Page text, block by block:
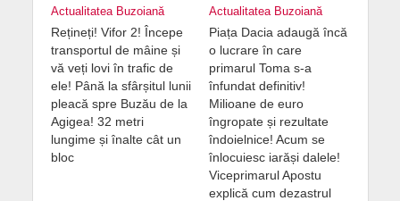
Actualitatea Buzoiană
Rețineți! Vifor 2! Începe
transportul de mâine și
vă veți lovi în trafic de
ele! Până la sfârșitul lunii
pleacă spre Buzău de la
Agigea! 32 metri
lungime și înalte cât un
bloc
Actualitatea Buzoiană
Piața Dacia adaugă încă
o lucrare în care
primarul Toma s-a
înfundat definitiv!
Milioane de euro
îngropate și rezultate
îndoielnice! Acum se
înlocuiesc iarăși dalele!
Viceprimarul Apostu
explică cum dezastrul